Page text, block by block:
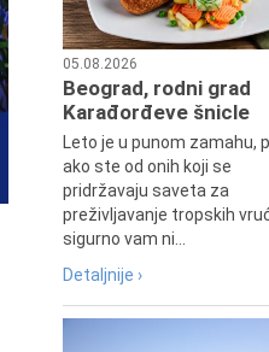
05.08.2026
Beograd, rodni grad
Karađorđeve šnicle
Leto je u punom zamahu,
ako ste od onih koji se
pridržavaju saveta za
preživljavanje tropskih
sigurno vam ni...
Detaljnije ›